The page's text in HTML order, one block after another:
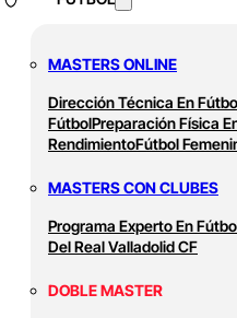
MASTERS ONLINE
Dirección Técnica En
FútbolPreparación Física
RendimientoFútbol
MASTERS CON CLUBES
Programa Experto En
Del Real Valladolid CF
DOBLE MASTER